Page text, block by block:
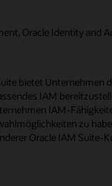
Oracle Identity and
bietet Unternehmen
IAM
IAM-
zu
Oracle IAM Suite-